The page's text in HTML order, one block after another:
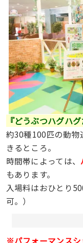
『どうぶつハグハグ
約30種100匹の動物
きるところ。
時間帯によっては、
もあります。
入場料はおひとり
可。）
※パフォーマンスシ